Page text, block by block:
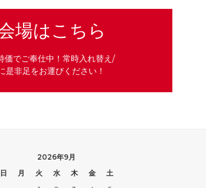
場はこちら
価でご奉仕中！常時入れ替え/
非足をお運びください！
2026年9月
日
月 火 水 木 金
土